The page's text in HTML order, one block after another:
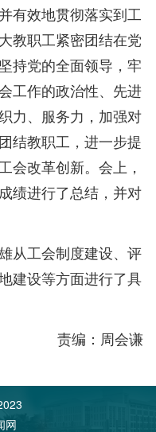
有效地贯彻落实到工
教职工紧密团结在党
持党的全面领导，牢
工作的政治性、先进
力、服务力，加强对
结教职工，进一步提
会改革创新。会上，
绩进行了总结，并对
从工会制度建设、评
建设等方面进行了具
责编：周会谦
网